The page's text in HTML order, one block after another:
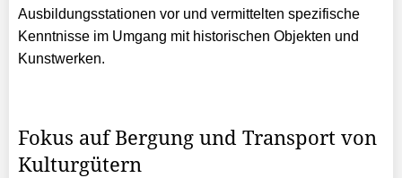
Ausbildungsstationen vor und vermittelten spezifische
Kenntnisse im Umgang mit historischen Objekten und
Kunstwerken.
Fokus auf Bergung und Transport von
Kulturgütern